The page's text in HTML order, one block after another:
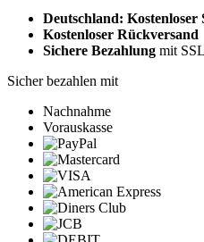
Deutschland: Kostenloser
Kostenloser Rückversand
Sichere Bezahlung mit
Sicher bezahlen mit
Nachnahme
Vorauskasse